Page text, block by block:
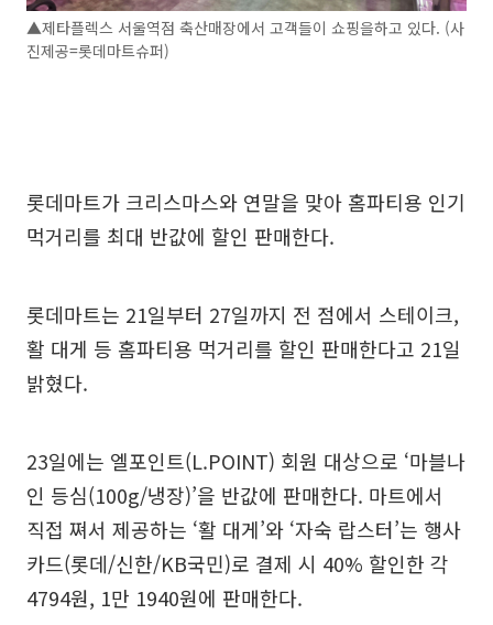
▲제타플렉스 서울역점 축산매장에서 고객들이 쇼핑을하고 있다. (사
진제공=롯데마트슈퍼)
롯데마트가 크리스마스와 연말을 맞아 홈파티용 인기
먹거리를 최대 반값에 할인 판매한다.
롯데마트는 21일부터 27일까지 전 점에서 스테이크,
활 대게 등 홈파티용 먹거리를 할인 판매한다고 21일
밝혔다.
23일에는 엘포인트(L.POINT) 회원 대상으로 ‘마블나
인 등심(100g/냉장)’을 반값에 판매한다. 마트에서
직접 쪄서 제공하는 ‘활 대게’와 ‘자숙 랍스터’는 행사
카드(롯데/신한/KB국민)로 결제 시 40% 할인한 각
4794원, 1만 1940원에 판매한다.